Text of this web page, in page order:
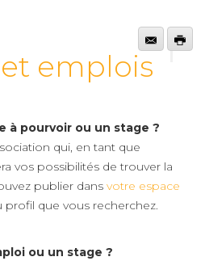
emplois
à pourvoir ou un stage ?
qui, en tant que
vos possibilités de trouver la
publier dans votre espace
profil que vous recherchez.
ou un stage ?